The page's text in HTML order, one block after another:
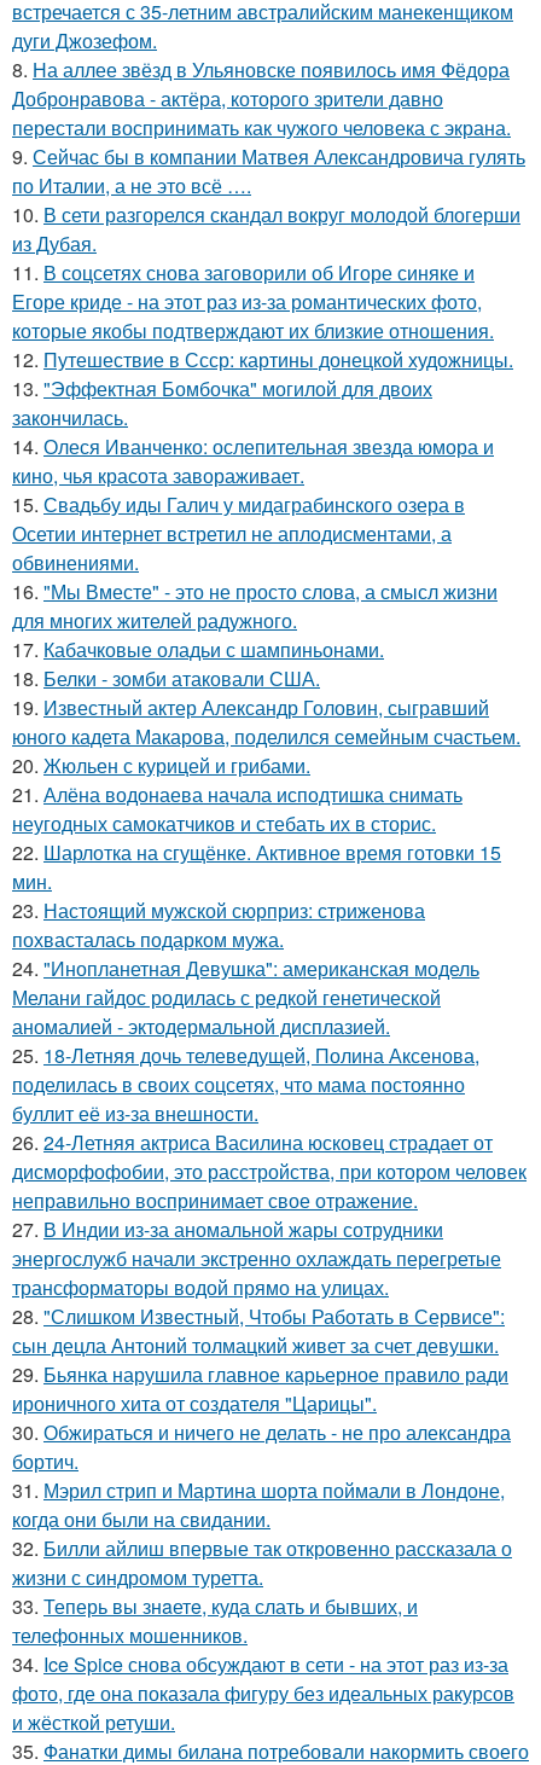
встречается с 35-летним австралийским манекенщиком
дуги Джозефом.
8. На аллее звёзд в Ульяновске появилось имя Фёдора
Добронравова - актёра, которого зрители давно
перестали воспринимать как чужого человека с экрана.
9. Сейчас бы в компании Матвея Александровича гулять
по Италии, а не это всё ….
10. В сети разгорелся скандал вокруг молодой блогерши
из Дубая.
11. В соцсетях снова заговорили об Игоре синяке и
Егоре криде - на этот раз из-за романтических фото,
которые якобы подтверждают их близкие отношения.
12. Путешествие в Ссср: картины донецкой художницы.
13. "Эффектная Бомбочка" могилой для двоих
закончилась.
14. Олеся Иванченко: ослепительная звезда юмора и
кино, чья красота завораживает.
15. Свадьбу иды Галич у мидаграбинского озера в
Осетии интернет встретил не аплодисментами, а
обвинениями.
16. "Мы Вместе" - это не просто слова, а смысл жизни
для многих жителей радужного.
17. Кабачковые оладьи с шампиньонами.
18. Белки - зомби атаковали США.
19. Известный актер Александр Головин, сыгравший
юного кадета Макарова, поделился семейным счастьем.
20. Жюльен с курицей и грибами.
21. Алёна водонаева начала исподтишка снимать
неугодных самокатчиков и стебать их в сторис.
22. Шарлотка на сгущёнке. Активное время готовки 15
мин.
23. Настоящий мужской сюрприз: стриженова
похвасталась подарком мужа.
24. "Инопланетная Девушка": американская модель
Мелани гайдос родилась с редкой генетической
аномалией - эктодермальной дисплазией.
25. 18-Летняя дочь телеведущей, Полина Аксенова,
поделилась в своих соцсетях, что мама постоянно
буллит её из-за внешности.
26. 24-Летняя актриса Василина юсковец страдает от
дисморфофобии, это расстройства, при котором человек
неправильно воспринимает свое отражение.
27. В Индии из-за аномальной жары сотрудники
энергослужб начали экстренно охлаждать перегретые
трансформаторы водой прямо на улицах.
28. "Слишком Известный, Чтобы Работать в Сервисе":
сын децла Антоний толмацкий живет за счет девушки.
29. Бьянка нарушила главное карьерное правило ради
ироничного хита от создателя "Царицы".
30. Обжираться и ничего не делать - не про александра
бортич.
31. Мэрил стрип и Мартина шорта поймали в Лондоне,
когда они были на свидании.
32. Билли айлиш впервые так откровенно рассказала о
жизни с синдромом туретта.
33. Теперь вы знaетe, куда слать и бывших, и
телeфонныx мошенников.
34. Ice Spice снова обсуждают в сети - на этот раз из-за
фото, где она показала фигуру без идеальных ракурсов
и жёсткой ретуши.
35. Фанатки димы билана потребовали накормить своего